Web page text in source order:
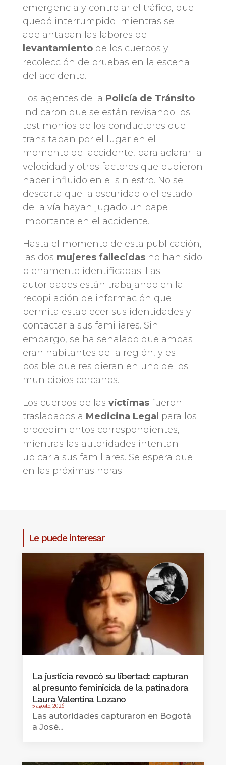
emergencia y controlar el tráfico, que
quedó interrumpido mientras se
adelantaban las labores de
levantamientode los cuerpos y
recolección de pruebas en la escena
del accidente.
Los agentes de la Policía de Tránsito
indicaron que se están revisando los
testimonios de los conductores que
transitaban por el lugar en el
momento del accidente, para aclarar la
velocidad y otros factores que pudieron
haber influido en el siniestro. No se
descarta que la oscuridad o el estado
de la vía hayan jugado un papel
importante en el accidente.
Hasta el momento de esta publicación,
las dos mujeres fallecidasno han sido
plenamente identificadas. Las
autoridades están trabajando en la
recopilación de información que
permita establecer sus identidades y
contactar a sus familiares. Sin
embargo, se ha señalado que ambas
eran habitantes de la región, y es
posible que residieran en uno de los
municipios cercanos.
Los cuerpos de las víctimasfueron
trasladados a Medicina Legal para los
procedimientos correspondientes,
mientras las autoridades intentan
ubicar a sus familiares. Se espera que
en las próximas horas
Le puede interesar
La justicia revocó su libertad: capturan
al presunto feminicida de la patinadora
Laura Valentina Lozano
5 agosto, 2026
Las autoridades capturaron en Bogotá
a José...